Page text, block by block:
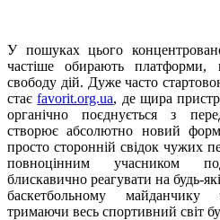
У пошуках цього
частіше обирають платформи,
свободу дій. Дуже часто
стаєfavorit.org.ua, де щира
органічно поєднується з
створює абсолютно новий
просто сторонній свідок чужих
повноцінним учасником
блискавично реагувати на будь-
баскетбольному
тримаючи весь спортивний світ